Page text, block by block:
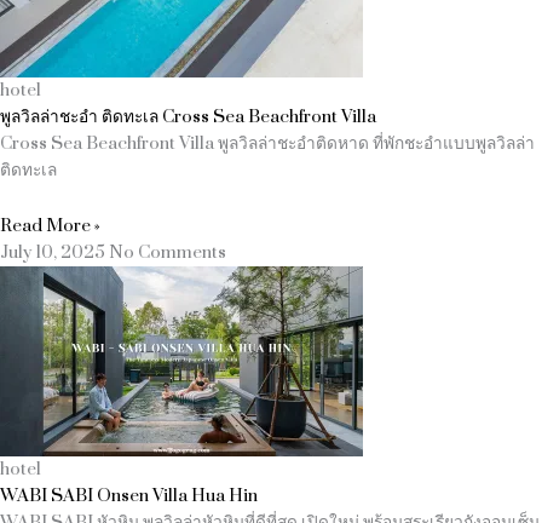
hotel
พูลวิลล่าชะอำ ติดทะเล Cross Sea Beachfront Villa
Cross Sea Beachfront Villa พูลวิลล่าชะอำติดหาด ที่พักชะอำแบบพูลวิลล่า
ติดทะเล
Read More »
July 10, 2025 No Comments
hotel
WABI SABI Onsen Villa Hua Hin